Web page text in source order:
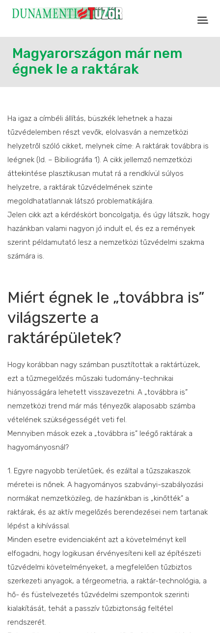
Magyarországon már nem
égnek le a raktárak
Ha igaz a címbéli állítás, büszkék lehetnek a hazai
tűzvédelemben részt vevők, elolvasván a nemzetközi
helyzetről szóló cikket, melynek címe: A raktárak továbbra is
leégnek (ld. – Bibiliográfia 1). A cikk jellemző nemzetközi
áttekintése plasztikusan mutat rá a rendkívül súlyos
helyzetre, a raktárak tűzvédelmének szinte
megoldhatatlannak látszó problematikájára.
Jelen cikk azt a kérdéskört boncolgatja, és úgy látszik, hogy
hazánkban valami nagyon jó indult el, és ez a remények
szerint példamutató lesz a nemzetközi tűzvédelmi szakma
számára is.
Miért égnek le „továbbra is”
világszerte a
raktárépületek?
Hogy korábban nagy számban pusztítottak a raktártüzek,
ezt a tűzmegelőzés műszaki tudomány-technikai
hiányosságára lehetett visszavezetni. A „továbbra is”
nemzetközi trend már más tényezők alaposabb számba
vételének szükségességét veti fel.
Mennyiben mások ezek a „továbbra is” leégő raktárak a
hagyományosnál?
1. Egyre nagyobb területűek, és ezáltal a tűzszakaszok
méretei is nőnek. A hagyományos szabványi-szabályozási
normákat nemzetközileg, de hazánkban is „kinőtték” a
raktárak, és az aktív megelőzés berendezései nem tartanak
lépést a kihívással.
Minden esetre evidenciaként azt a követelményt kell
elfogadni, hogy logikusan érvényesíteni kell az építészeti
tűzvédelmi követelményeket, a megfelelően tűzbiztos
szerkezeti anyagok, a térgeometria, a raktár-technológia, a
hő- és füstelvezetés tűzvédelmi szempontok szerinti
kialakítását, tehát a passzív tűzbiztonság feltétel
rendszerét.